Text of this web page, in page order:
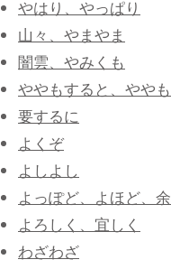
やはり、やっぱり
​山々、やまやま
闇雲、やみくも
ややもすると、やや
要するに
よくぞ
よしよし
よっぽど、よほど、
よろしく、宜しく
わざわざ